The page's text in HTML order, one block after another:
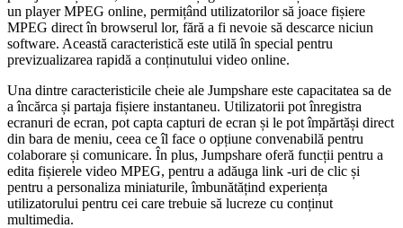
un player MPEG online, permițând utilizatorilor să joace fișiere
MPEG direct în browserul lor, fără a fi nevoie să descarce niciun
software. Această caracteristică este utilă în special pentru
previzualizarea rapidă a conținutului video online.
Una dintre caracteristicile cheie ale Jumpshare este capacitatea sa de
a încărca și partaja fișiere instantaneu. Utilizatorii pot înregistra
ecranuri de ecran, pot capta capturi de ecran și le pot împărtăși direct
din bara de meniu, ceea ce îl face o opțiune convenabilă pentru
colaborare și comunicare. În plus, Jumpshare oferă funcții pentru a
edita fișierele video MPEG, pentru a adăuga link -uri de clic și
pentru a personaliza miniaturile, îmbunătățind experiența
utilizatorului pentru cei care trebuie să lucreze cu conținut
multimedia.